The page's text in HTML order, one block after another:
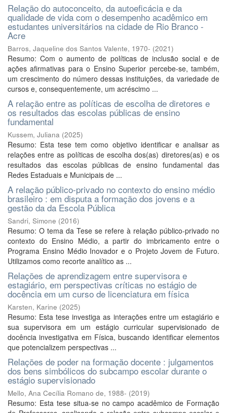
Relação do autoconceito, da autoeficácia e da
qualidade de vida com o desempenho acadêmico em
estudantes universitários na cidade de Rio Branco -
Acre
Barros, Jaqueline dos Santos Valente, 1970- (2021)
Resumo: Com o aumento de políticas de inclusão social e de
ações afirmativas para o Ensino Superior percebe-se, também,
um crescimento do número dessas instituições, da variedade de
cursos e, consequentemente, um acréscimo ...
A relação entre as políticas de escolha de diretores e
os resultados das escolas públicas de ensino
fundamental
Kussem, Juliana (2025)
Resumo: Esta tese tem como objetivo identificar e analisar as
relações entre as políticas de escolha dos(as) diretores(as) e os
resultados das escolas públicas de ensino fundamental das
Redes Estaduais e Municipais de ...
A relação público-privado no contexto do ensino médio
brasileiro : em disputa a formação dos jovens e a
gestão da da Escola Pública
Sandri, Simone (2016)
Resumo: O tema da Tese se refere à relação público-privado no
contexto do Ensino Médio, a partir do imbricamento entre o
Programa Ensino Médio Inovador e o Projeto Jovem de Futuro.
Utilizamos como recorte analítico as ...
Relações de aprendizagem entre supervisora e
estagiário, em perspectivas críticas no estágio de
docência em um curso de licenciatura em física
Karsten, Karine (2025)
Resumo: Esta tese investiga as interações entre um estagiário e
sua supervisora em um estágio curricular supervisionado de
docência investigativa em Física, buscando identificar elementos
que potencializem perspectivas ...
Relações de poder na formação docente : julgamentos
dos bens simbólicos do subcampo escolar durante o
estágio supervisionado
Mello, Ana Cecília Romano de, 1988- (2019)
Resumo: Esta tese situa-se no campo acadêmico de Formação